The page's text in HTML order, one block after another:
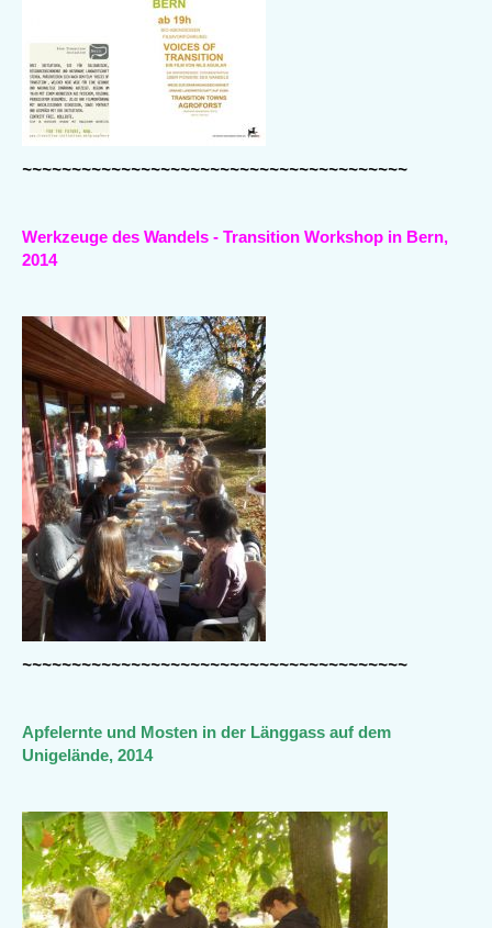
~~~~~~~~~~~~~~~~~~~~~~~~~~~~~~~~~~~~~~~
Werkzeuge des Wandels - Transition Workshop in Bern,
2014
~~~~~~~~~~~~~~~~~~~~~~~~~~~~~~~~~~~~~~~
Apfelernte und Mosten in der Länggass auf dem
Unigelände, 2014